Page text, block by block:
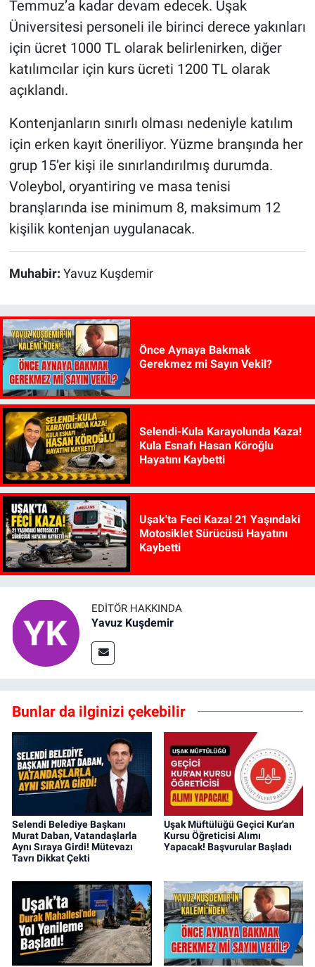
Temmuz’a kadar devam edecek. Uşak
Üniversitesi personeli ile birinci derece yakınları
için ücret 1000 TL olarak belirlenirken, diğer
katılımcılar için kurs ücreti 1200 TL olarak
açıklandı.
Kontenjanların sınırlı olması nedeniyle katılım
için erken kayıt öneriliyor. Yüzme branşında her
grup 15’er kişi ile sınırlandırılmış durumda.
Voleybol, oryantiring ve masa tenisi
branşlarında ise minimum 8, maksimum 12
kişilik kontenjan uygulanacak.
Muhabir: Yavuz Kuşdemir
Önce Aynaya Bakmak
Gerekmez mi Sayın Vekil?
Selendi-Kula Karayolunda Kaza!
Kula Esnafı Hasan Köroğlu
Hayatını Kaybetti
Uşak'ta Feci Kaza! 21 Yaşındaki
Motosiklet Sürücüsü Hayatını
Kaybetti
EDITÖR HAKKINDA
Yavuz Kuşdemir
Bunlar da ilginizi çekebilir
Selendi Belediye Başkanı
Murat Daban, Vatandaşlarla
Aynı Sıraya Girdi! Mütevazı
Tavrı Dikkat Çekti
Uşak Müftülüğü Geçici Kur'an
Kursu Öğreticisi Alımı
Yapacak! Başvurular Başladı